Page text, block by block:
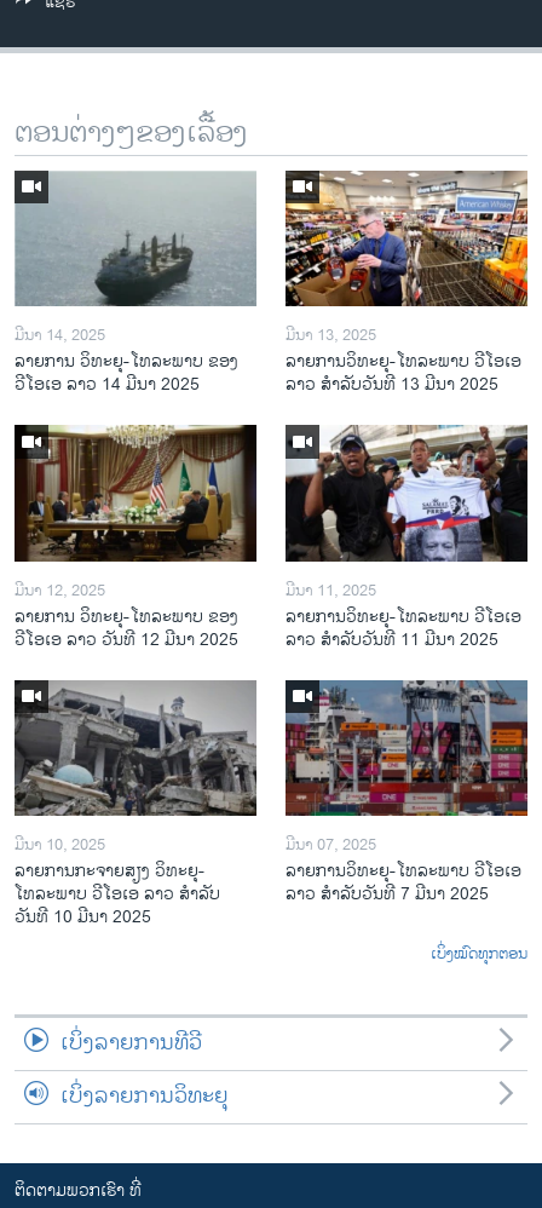
ຕອນຕ່າງໆຂອງເລື້ອງ
ມີນາ 14, 2025
ລາຍການ ວິທະຍຸ-ໂທລະພາບ ຂອງ
ວີໂອເອ ລາວ 14 ມີນາ 2025
ມີນາ 13, 2025
ລາຍການວິ​ທະ​ຍຸ-ໂທ​ລະ​ພາບ ວີໂອເອ
ລາວ ສຳ​ລັບ​ວັນ​ທີ 13 ມີ​ນາ 2025
ມີນາ 12, 2025
ລາຍການ ວິທະຍຸ-ໂທລະພາບ ຂອງ
ວີໂອເອ ລາວ ວັນທີ 12 ມີນາ 2025
ມີນາ 11, 2025
ລາຍການວິ​ທະ​ຍຸ-ໂທ​ລະ​ພາບ ວີໂອເອ
ລາວ ສຳ​ລັບ​ວັນ​ທີ 11 ມີ​ນາ 2025
ມີນາ 10, 2025
ລາຍການກະຈາຍສຽງ ວິທະຍຸ-
ໂທລະພາບ ວີໂອເອ ລາວ ສຳລັບ
ວັນທີ 10 ມີນາ 2025
ມີນາ 07, 2025
ລາຍການ​ວິ​ທະ​ຍ​ຸ-ໂທ​ລະ​ພາບ ວີໂອເອ
ລາວ ສຳ​ລັບ​ວັນ​ທີ 7 ມີ​ນາ 2025
ເບິ່ງໝົດທຸກຕອນ
ເບິ່ງລາຍການທີວີ
ເບິ່ງລາຍການວິທະຍຸ
ຕິດຕາມພວກເຮົາ ທີ່